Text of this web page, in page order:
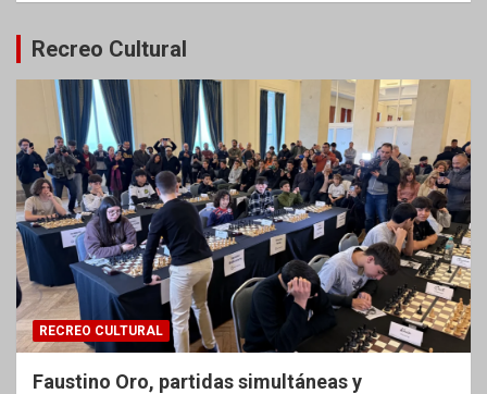
Recreo Cultural
RECREO CULTURAL
Faustino Oro, partidas simultáneas y